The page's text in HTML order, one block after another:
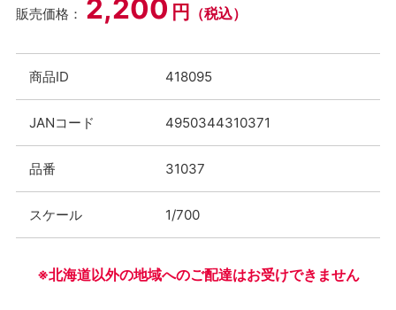
販売価格： 2,200 円 （税込）
商品ID 418095
JANコード 4950344310371
品番 31037
スケール 1/700
※北海道以外の地域へのご配達はお受けできません